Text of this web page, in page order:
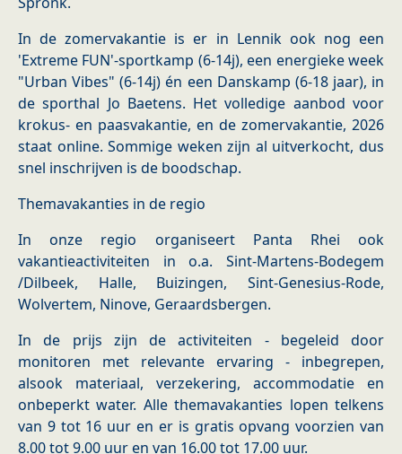
In de zomervakantie is er in Lennik ook nog een
'Extreme FUN'-sportkamp (6-14j), een energieke week
"Urban Vibes" (6-14j) én een Danskamp (6-18 jaar), in
de sporthal Jo Baetens. Het volledige aanbod voor
krokus- en paasvakantie, en de zomervakantie, 2026
staat online. Sommige weken zijn al uitverkocht, dus
snel inschrijven is de boodschap.
Themavakanties in de regio
In onze regio organiseert Panta Rhei ook
vakantieactiviteiten in o.a. Sint-Martens-Bodegem
/Dilbeek, Halle, Buizingen, Sint-Genesius-Rode,
Wolvertem, Ninove, Geraardsbergen.
In de prijs zijn de activiteiten - begeleid door
monitoren met relevante ervaring - inbegrepen,
alsook materiaal, verzekering, accommodatie en
onbeperkt water. Alle themavakanties lopen telkens
van 9 tot 16 uur en er is gratis opvang voorzien van
8.00 tot 9.00 uur en van 16.00 tot 17.00 uur.